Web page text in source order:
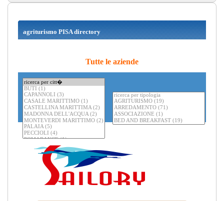
agriturismo PISA directory
Tutte le aziende